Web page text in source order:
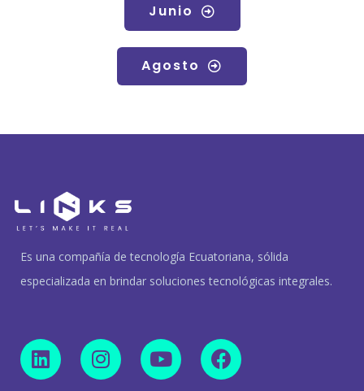
Junio
Agosto
Es una compañía de tecnología Ecuatoriana, sólida
especializada en brindar soluciones tecnológicas integrales.